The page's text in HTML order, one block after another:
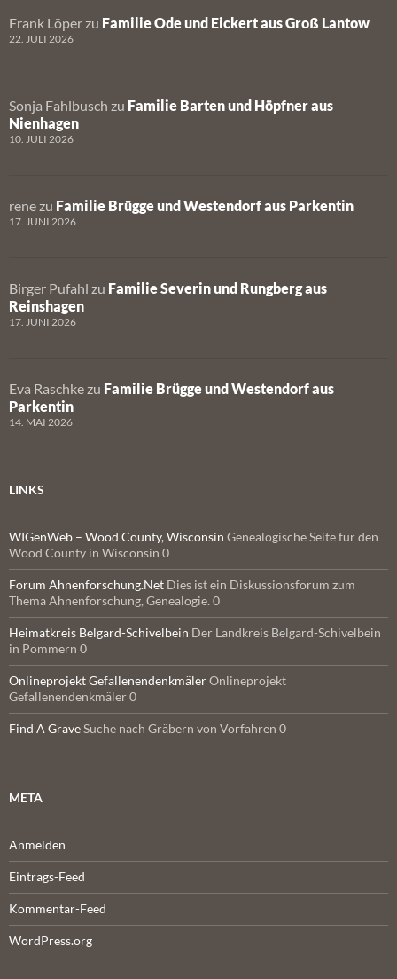
Frank Löper zu Familie Ode und Eickert aus Groß Lantow
22. JULI 2026
Sonja Fahlbusch zu Familie Barten und Höpfner aus
Nienhagen
10. JULI 2026
rene zu Familie Brügge und Westendorf aus Parkentin
17. JUNI 2026
Birger Pufahl zu Familie Severin und Rungberg aus
Reinshagen
17. JUNI 2026
Eva Raschke zu Familie Brügge und Westendorf aus
Parkentin
14. MAI 2026
LINKS
WIGenWeb – Wood County, Wisconsin Genealogische Seite für den
Wood County in Wisconsin 0
Forum Ahnenforschung.Net Dies ist ein Diskussionsforum zum
Thema Ahnenforschung, Genealogie. 0
Heimatkreis Belgard-Schivelbein Der Landkreis Belgard-Schivelbein
in Pommern 0
Onlineprojekt GefallenendenkmälerOnlineprojekt
Gefallenendenkmäler 0
Find A GraveSuche nach Gräbern von Vorfahren 0
META
Anmelden
Eintrags-Feed
Kommentar-Feed
WordPress.org